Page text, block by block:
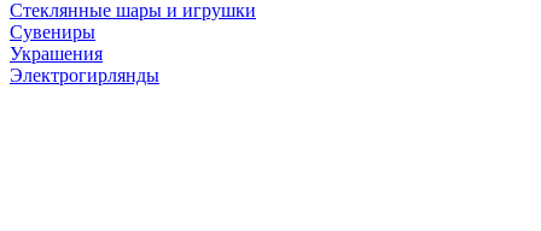
Стеклянные шары и игрушки
Сувениры
Украшения
Электрогирлянды